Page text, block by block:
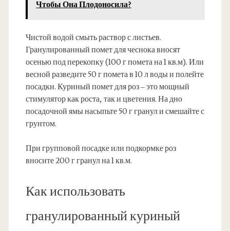
Чтобы Она Плодоносила?
Чистой водой смыть раствор с листьев.
Гранулированный помет для чеснока вносят
осенью под перекопку (100 г помета на 1 кв.м). Или
весной разведите 50 г помета в 10 л воды и полейте
посадки. Куриный помет для роз – это мощный
стимулятор как роста, так и цветения. На дно
посадочной ямы насыпьте 50 г гранул и смешайте с
грунтом.
При групповой посадке или подкормке роз
вносите 200 г гранул на 1 кв.м.
Как использовать
гранулированный куриный